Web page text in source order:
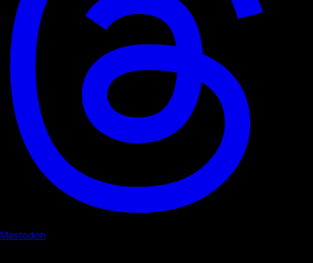
Mastodon